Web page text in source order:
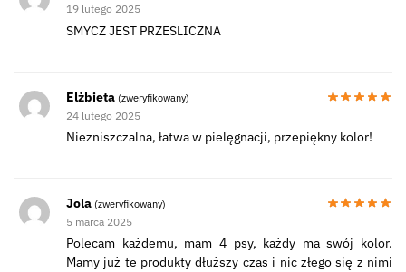
19 lutego 2025
SMYCZ JEST PRZESLICZNA
Elżbieta (zweryfikowany)
24 lutego 2025
Niezniszczalna, łatwa w pielęgnacji, przepiękny kolor!
Jola (zweryfikowany)
5 marca 2025
Polecam każdemu, mam 4 psy, każdy ma swój kolor.
Mamy już te produkty dłuższy czas i nic złego się z nimi